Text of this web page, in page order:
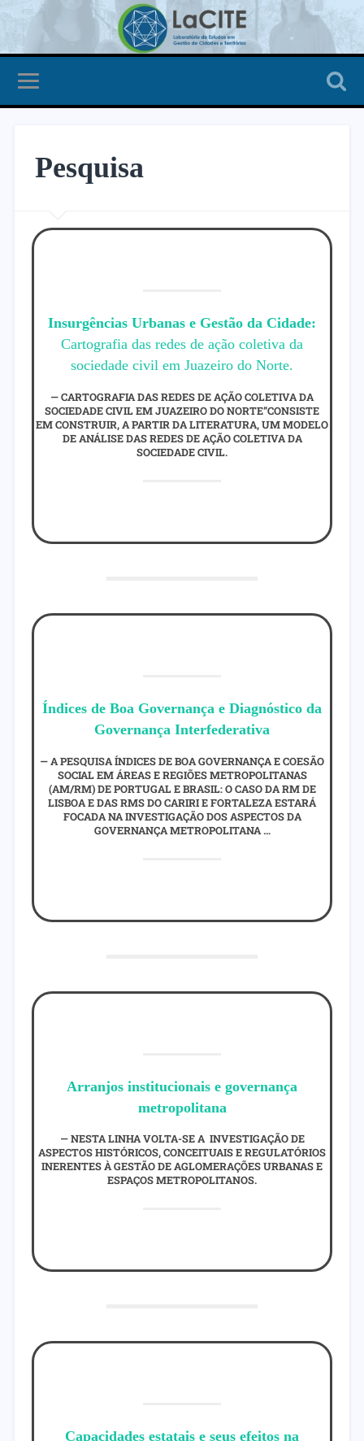
Pesquisa
Insurgências Urbanas e Gestão da Cidade:
Cartografia das redes de ação coletiva da
sociedade civil em Juazeiro do Norte.
CARTOGRAFIA DAS REDES DE AÇÃO COLETIVA DA
SOCIEDADE CIVIL EM JUAZEIRO DO NORTE”CONSISTE
EMCONSTRUIR, A PARTIR DA LITERATURA, UM MODELO
DE ANÁLISE DAS REDES DE AÇÃO COLETIVA DA
SOCIEDADE CIVIL.
Índices de Boa Governança e Diagnóstico da
Governança Interfederativa
A PESQUISA ÍNDICES DE BOA GOVERNANÇA E COESÃO
SOCIAL EM ÁREAS E REGIÕES METROPOLITANAS
(AM/RM) DE PORTUGAL E BRASIL: O CASO DA RM DE
LISBOA E DAS RMS DO CARIRI E FORTALEZA ESTARÁ
FOCADA NA INVESTIGAÇÃO DOS ASPECTOS DA
GOVERNANÇA METROPOLITANA …
Arranjos institucionais e governança
metropolitana
NESTA LINHA VOLTA-SE A INVESTIGAÇÃO DE
ASPECTOS HISTÓRICOS, CONCEITUAIS E REGULATÓRIOS
INERENTES À GESTÃO DE AGLOMERAÇÕES URBANAS E
ESPAÇOS METROPOLITANOS.
Capacidades estatais e seus efeitos na